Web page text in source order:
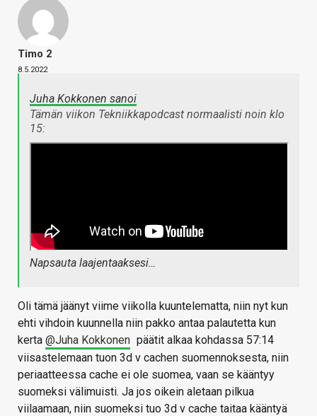
Timo 2
8.5.2022
Juha Kokkonen sanoi
Tämän viikon Tekniikkapodcast normaalisti noin klo
15:
Napsauta laajentaaksesi…
Oli tämä jäänyt viime viikolla kuuntelematta, niin nyt kun
ehti vihdoin kuunnella niin pakko antaa palautetta kun
kerta @Juha Kokkonen päätit alkaa kohdassa 57:14
viisastelemaan tuon 3d v cachen suomennoksesta, niin
periaatteessa cache ei ole suomea, vaan se kääntyy
suomeksi välimuisti. Ja jos oikein aletaan pilkua
viilaamaan, niin suomeksi tuo 3d v cache taitaa kääntyä